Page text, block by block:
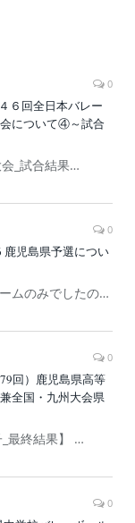
0
６回全日本バレー
について④～試合
_試合結果…
0
鹿児島県予選につい
ムのみでしたの…
0
回）鹿児島県高等
全国・九州大会県
最終結果】 …
0